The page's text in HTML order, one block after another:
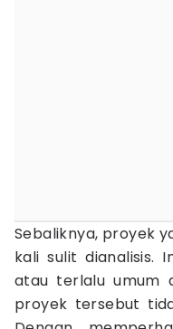
Sebaliknya, proyek
kali sulit dianalisis.
atau terlalu umum
proyek tersebut